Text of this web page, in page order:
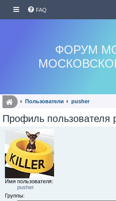
FAQ
ФОРУМ
Пользователи pusher
Профиль пользователя
Имя пользователя:
pusher
Группы: